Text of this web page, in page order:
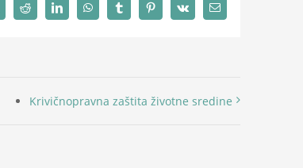
Reddit LinkedInWhatsAppTumblrPinterest
Vk Email
Krivičnopravna zaštita životne sredine